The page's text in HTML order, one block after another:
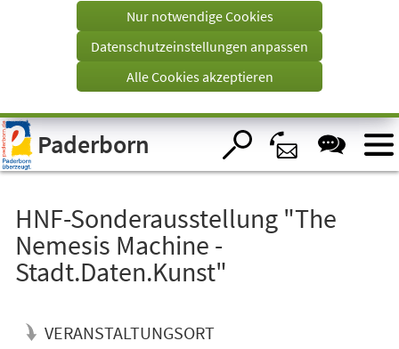
Visuelle
Assistenzsoftware
öffnen.
einem
Tab)
Nur notwendige Cookies
Datenschutzeinstellungen anpassen
Alle Cookies akzeptieren
Paderborn
HNF-Sonderausstellung "The
Nemesis Machine -
Stadt.Daten.Kunst"
VERANSTALTUNGSORT